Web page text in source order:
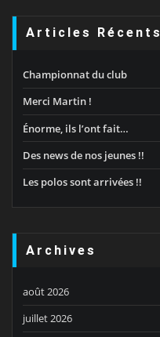
Articles Récents
Championnat du club
Merci Martin !
Énorme, ils l’ont fait…
Des news de nos jeunes !!
Les polos sont arrivées !!
Archives
août 2026
juillet 2026